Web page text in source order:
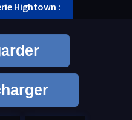
Hightown :